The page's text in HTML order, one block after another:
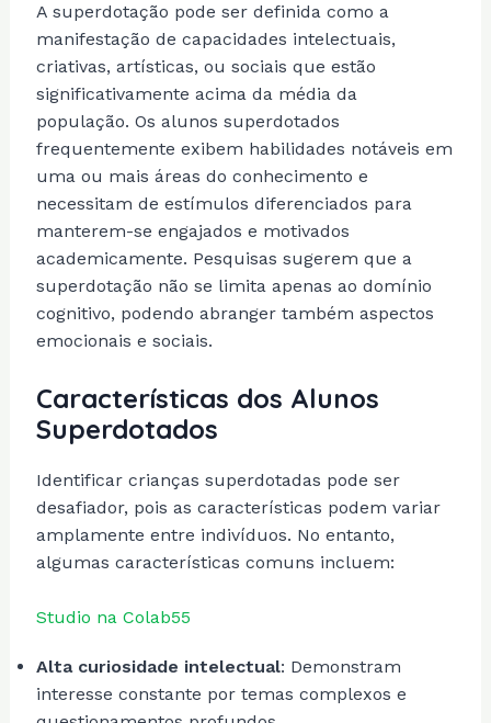
A superdotação pode ser definida como a
manifestação de capacidades intelectuais,
criativas, artísticas, ou sociais que estão
significativamente acima da média da
população. Os alunos superdotados
frequentemente exibem habilidades notáveis em
uma ou mais áreas do conhecimento e
necessitam de estímulos diferenciados para
manterem-se engajados e motivados
academicamente. Pesquisas sugerem que a
superdotação não se limita apenas ao domínio
cognitivo, podendo abranger também aspectos
emocionais e sociais.
Características dos Alunos
Superdotados
Identificar crianças superdotadas pode ser
desafiador, pois as características podem variar
amplamente entre indivíduos. No entanto,
algumas características comuns incluem:
Studio na Colab55
Alta curiosidade intelectual: Demonstram
interesse constante por temas complexos e